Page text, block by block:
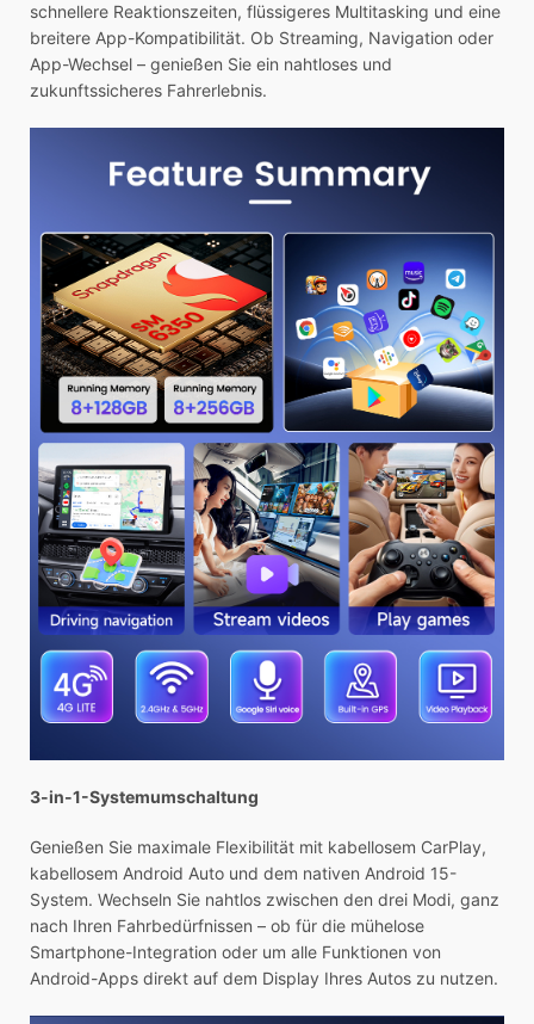
schnellere Reaktionszeiten, flüssigeres Multitasking und eine
breitere App-Kompatibilität. Ob Streaming, Navigation oder
App-Wechsel – genießen Sie ein nahtloses und
zukunftssicheres Fahrerlebnis.
3-in-1-Systemumschaltung
Genießen Sie maximale Flexibilität mit kabellosem CarPlay,
kabellosem Android Auto und dem nativen Android 15-
System. Wechseln Sie nahtlos zwischen den drei Modi, ganz
nach Ihren Fahrbedürfnissen – ob für die mühelose
Smartphone-Integration oder um alle Funktionen von
Android-Apps direkt auf dem Display Ihres Autos zu nutzen.